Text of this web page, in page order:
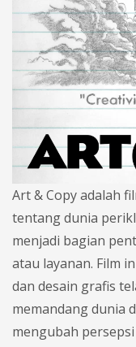
Art & Copy adalah
tentang dunia
menjadi bagian
atau layanan. Film
dan desain grafis
memandang dunia
mengubah